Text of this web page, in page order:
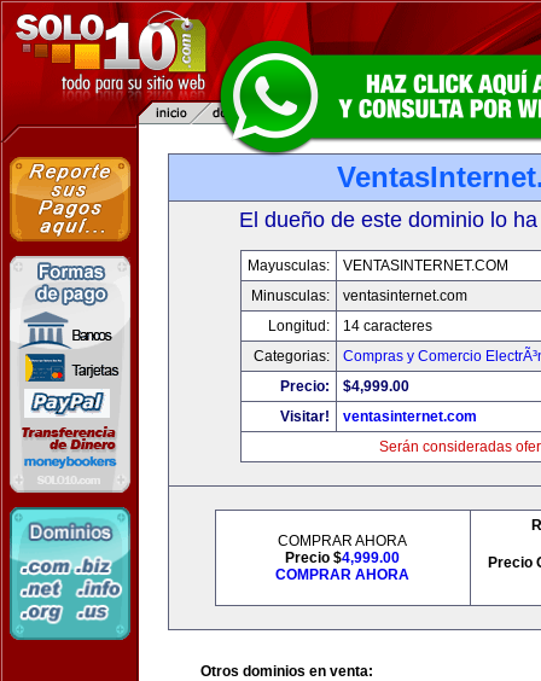
El dueño de este dominio lo
Mayusculas:
VENTASINTERNET.COM
Minusculas:
ventasinternet.com
Longitud:
14 caracteres
Categorias:
Compras y Comercio
Precio:
$4,999.00
Visitar!
ventasinternet.com
Serán consideradas
COMPRAR AHORA
Precio $4,999.00
COMPRAR AHORA
Precio
Otros dominios en venta: